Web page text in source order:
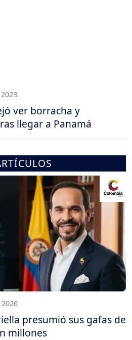
ver borracha y
llegar a Panamá
presumió sus gafas de
millones